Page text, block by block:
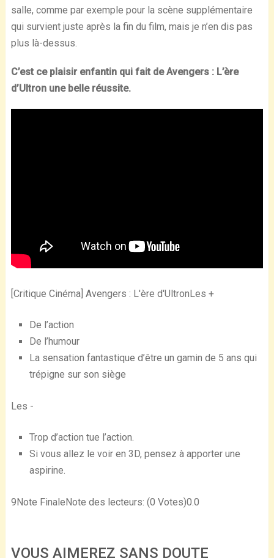
salle, comme par exemple pour la scène supplémentaire
qui survient juste après la fin du film, mais je n’en dis pas
plus là-dessus.
C’est ce plaisir enfantin qui fait de Avengers : L’ère
d’Ultron une belle réussite.
[Critique Cinéma] Avengers : L'ère d'UltronLes +
De l’action
De l’humour
La sensation fantastique d’être un gamin de 5 ans qui
trépigne sur son siège
Les -
Trop d’action tue l’action.
Si vous allez le voir en 3D, pensez à apporter une
aspirine.
9 Note Finale Note des lecteurs: (0 Votes)0.0
VOUS AIMEREZ SANS DOUTE